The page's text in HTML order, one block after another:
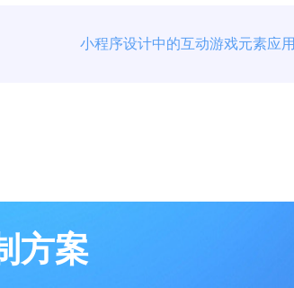
小程序设计中的互动游戏元素应用
方案